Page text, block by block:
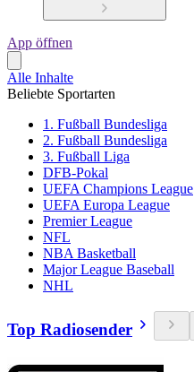
App öffnen
Alle Inhalte
Beliebte Sportarten
1. Fußball Bundesliga
2. Fußball Bundesliga
3. Fußball Liga
DFB-Pokal
UEFA Champions League
UEFA Europa League
Premier League
NFL
NBA Basketball
Major League Baseball
NHL
Top Radiosender